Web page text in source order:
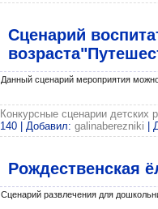
Сценарий
Данный сценарий мероприятия
Конкурсные сценарии детских
140 | Добавил: galinaberezniki |
Рождественская
Сценарий развлечения для